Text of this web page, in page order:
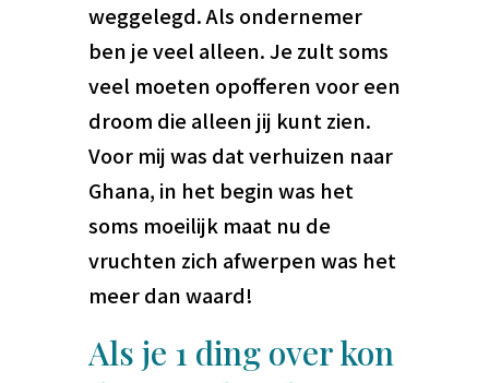
weggelegd. Als ondernemer
ben je veel alleen. Je zult soms
veel moeten opofferen voor een
droom die alleen jij kunt zien.
Voor mij was dat verhuizen naar
Ghana, in het begin was het
soms moeilijk maat nu de
vruchten zich afwerpen was het
meer dan waard!
Als je 1 ding over kon